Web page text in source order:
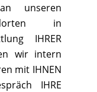
unseren
in
IHRER
wir intern
mit IHNEN
IHRE